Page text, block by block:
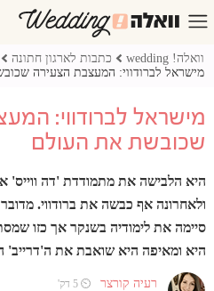
וואלה! wedding כתבות לארגון חתונה
מישראל לברודווי: המעצבת הצעירה
מישראל לברודווי:
שכובשת את העולם
היא הלבישה את מתמודדת 'דה ווייס'
ולאחרונה אף כבשה את ברודווי.
סיימה את לימודיה בשנקר אך כזו
היא ומאיפה היא שואבת את ה'דרייב'
רעיה קורצר ⏲ 5 דק'